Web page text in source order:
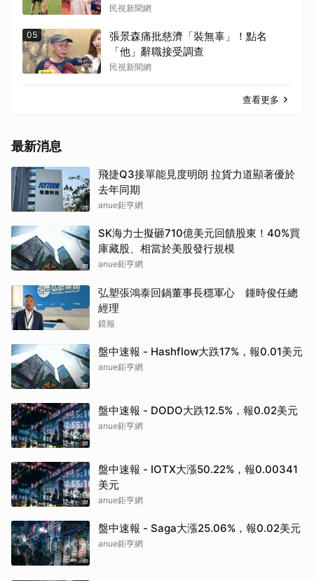
民視新聞網
05
張景森痛批慈濟「裝無辜」！點名
「他」辭職接受調查
民視新聞網
查看更多
最新消息
飛捷Q3接單能見度明朗 拉貨力道顯著優於
去年同期
anue鉅亨網
SK海力士擬砸710億美元回饋股東！40%買
庫藏股、相當於美股發行規模
anue鉅亨網
弘塑張鴻泰回鍋董事長穩軍心 鍾時俊任總
經理
鏡報
盤中速報 - Hashflow大跌17%，報0.01美元
anue鉅亨網
盤中速報 - DODO大跌12.5%，報0.02美元
anue鉅亨網
盤中速報 - IOTX大漲50.22%，報0.00341
美元
anue鉅亨網
盤中速報 - Saga大漲25.06%，報0.02美元
anue鉅亨網